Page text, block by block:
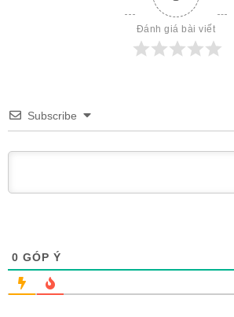
Đánh giá bài viết
Subscribe
0 GÓP Ý